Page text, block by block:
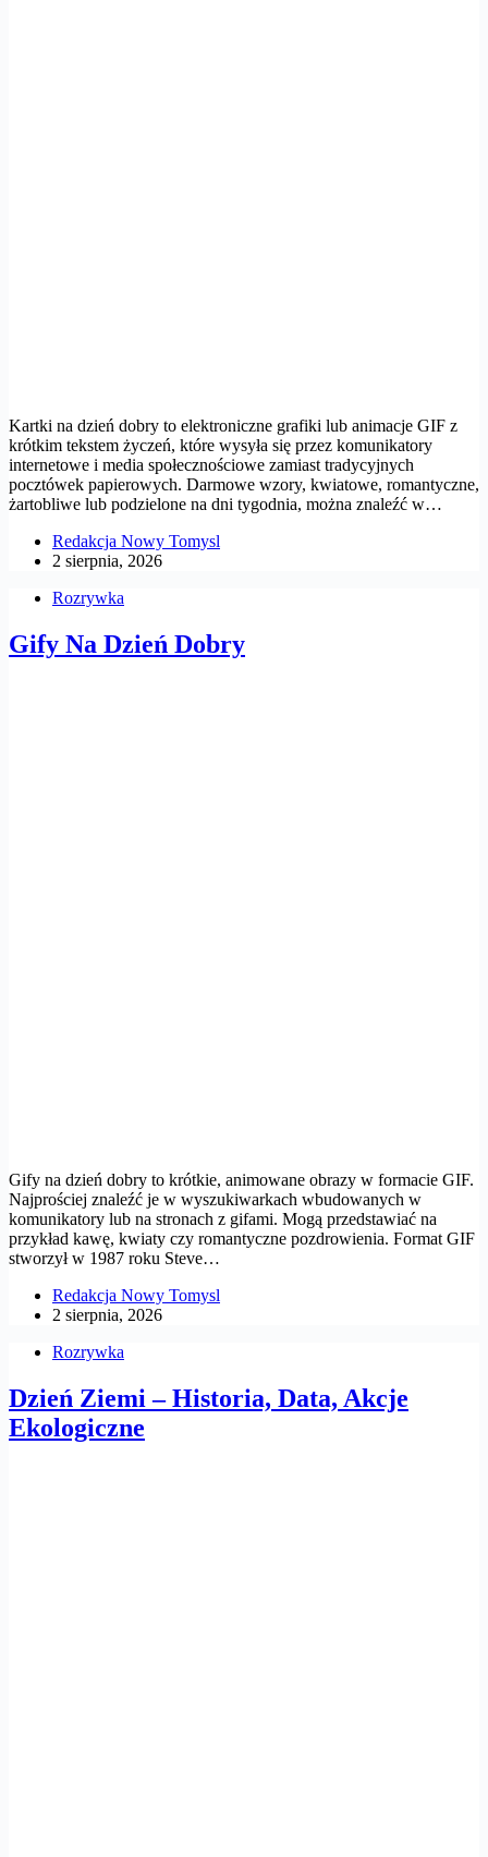
Kartki na dzień dobry to elektroniczne grafiki lub animacje GIF z
krótkim tekstem życzeń, które wysyła się przez komunikatory
internetowe i media społecznościowe zamiast tradycyjnych
pocztówek papierowych. Darmowe wzory, kwiatowe, romantyczne,
żartobliwe lub podzielone na dni tygodnia, można znaleźć w…
Redakcja Nowy Tomysl
2 sierpnia, 2026
Rozrywka
Gify Na Dzień Dobry
Gify na dzień dobry to krótkie, animowane obrazy w formacie GIF.
Najprościej znaleźć je w wyszukiwarkach wbudowanych w
komunikatory lub na stronach z gifami. Mogą przedstawiać na
przykład kawę, kwiaty czy romantyczne pozdrowienia. Format GIF
stworzył w 1987 roku Steve…
Redakcja Nowy Tomysl
2 sierpnia, 2026
Rozrywka
Dzień Ziemi – Historia, Data, Akcje
Ekologiczne